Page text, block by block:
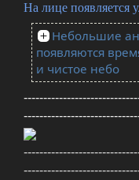
На лице появляется
Небольшие
появляются
и чистое небо